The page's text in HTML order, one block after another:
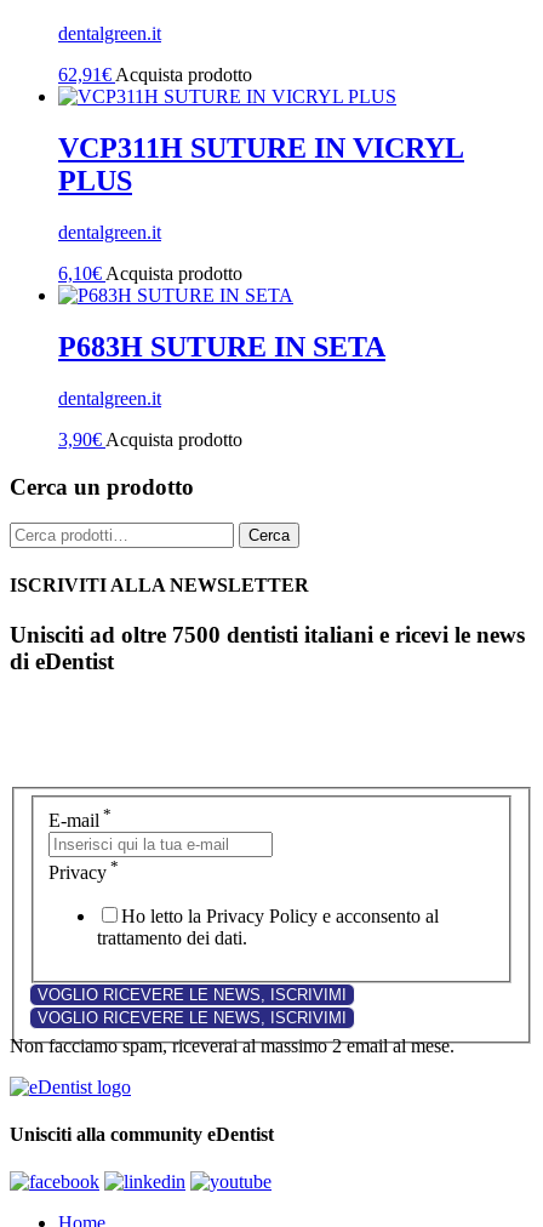
dentalgreen.it
62,91€ Acquista prodotto
VCP311H SUTURE IN VICRYL
PLUS
dentalgreen.it
6,10€ Acquista prodotto
P683H SUTURE IN SETA
dentalgreen.it
3,90€ Acquista prodotto
Cerca un prodotto
Cerca: Cerca
ISCRIVITI ALLA NEWSLETTER
Unisciti ad oltre 7500 dentisti italiani e ricevi le news
di eDentist
E-mail *
Privacy *
Ho letto la Privacy Policy e acconsento al
trattamento dei dati.
Non facciamo spam, riceverai al massimo 2 email al mese.
Unisciti alla community eDentist